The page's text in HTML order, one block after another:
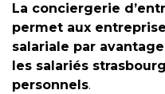
La conciergerie
permet aux
salariale par
les salariés
personnels.